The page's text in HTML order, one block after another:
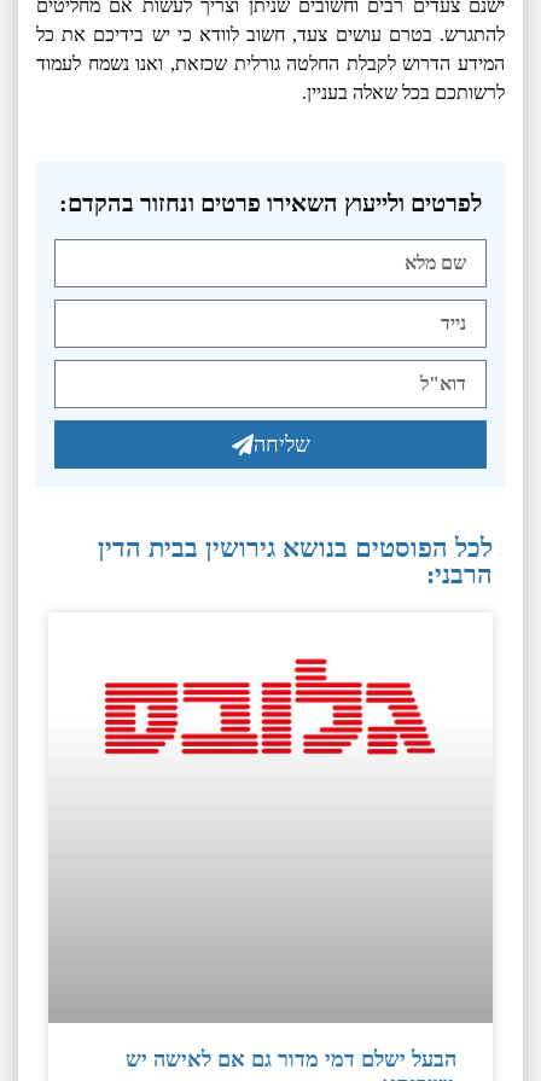
ישנם צעדים רבים וחשובים שניתן וצריך לעשות אם מחליטים
להתגרש. בטרם עושים צעד, חשוב לוודא כי יש בידיכם את כל
המידע הדרוש לקבלת החלטה גורלית שכזאת, ואנו נשמח לעמוד
לרשותכם בכל שאלה בעניין.
לפרטים ולייעוץ השאירו פרטים ונחזור בהקדם:
שליחה
לכל הפוסטים בנושא גירושין בבית הדין
הרבני:
הבעל ישלם דמי מדור גם אם לאישה יש